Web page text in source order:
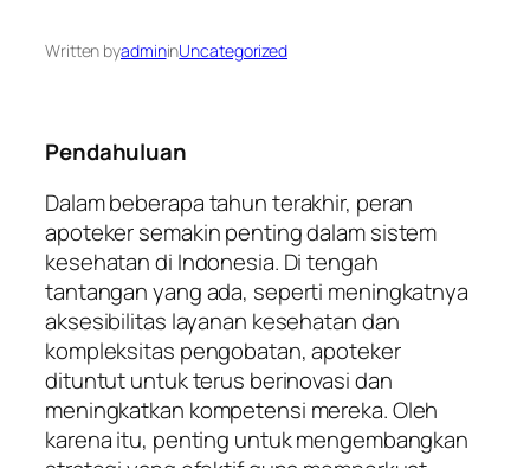
Written byadmininUncategorized
Pendahuluan
Dalam beberapa tahun terakhir, peran
apoteker semakin penting dalam sistem
kesehatan di Indonesia. Di tengah
tantangan yang ada, seperti meningkatnya
aksesibilitas layanan kesehatan dan
kompleksitas pengobatan, apoteker
dituntut untuk terus berinovasi dan
meningkatkan kompetensi mereka. Oleh
karena itu, penting untuk mengembangkan